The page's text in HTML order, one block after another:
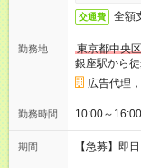
交通費 全額
勤務地
東京都中央区
銀座駅から
広告代理
勤務時間 10:00～
期間 【急募】即